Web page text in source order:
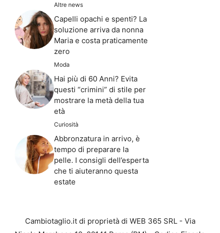
Altre news
Capelli opachi e spenti? La
soluzione arriva da nonna
Maria e costa praticamente
zero
Moda
Hai più di 60 Anni? Evita
questi “crimini” di stile per
mostrare la metà della tua
età
Curiosità
Abbronzatura in arrivo, è
tempo di preparare la
pelle. I consigli dell’esperta
che ti aiuteranno questa
estate
Cambiotaglio.it di proprietà di WEB 365 SRL - Via